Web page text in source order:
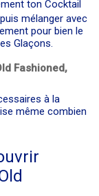
ton Cocktail
mélanger avec
pour bien le
Glaçons.
Fashioned,
à la
même combien